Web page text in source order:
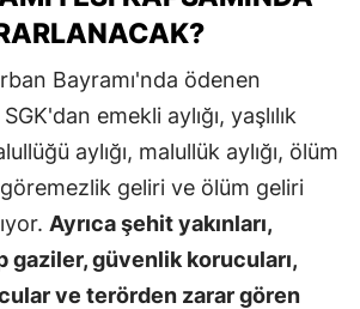
Bayramı'nda ödenen
emekli aylığı, yaşlılık
aylığı, malullük aylığı, ölüm
göremezlik geliri ve ölüm geliri
Ayrıca şehit yakınları,
gaziler, güvenlik korucuları,
ve terörden zarar gören